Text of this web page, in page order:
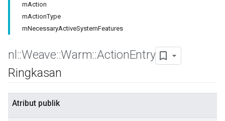
mAction
mActionType
mNecessaryActiveSystemFeatures
nl ::Weave::Warm::ActionEntry
Ringkasan
Atribut publik